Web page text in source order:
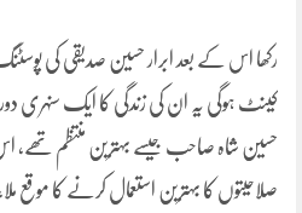
کینٹ ہوگی یہ ان کی زندگی کا ایک سنہری
حسین شاہ صاحب جیسے بہترین منتظم تھے،
صلاحیتوں کا بہترین استعمال کرنے کا موقع